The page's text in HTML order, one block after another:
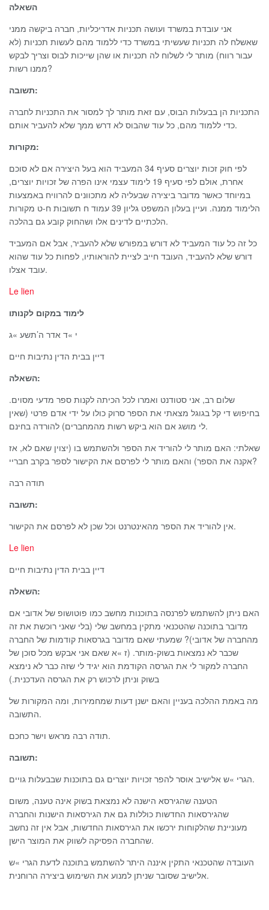
השאלה
אני עובדת במשרד ועושה תכניות אדריכליות, חברה ביקשה ממני
שאשלח לה תכניות שעשיתי במשרד כדי ללמוד מהם לעשות תכניות (לא
עבור רווח) מותר לי לשלוח לה תכניות או שהן שייכות לבוס וצריך לבקש
ממנו רשות?
תשובה:
התכניות הן בבעלות הבוס, עם זאת מותר לך למסור את התכניות לחברה
כדי ללמוד מהם, כל עוד שהבוס לא דרש ממך שלא להעביר אותם.
מקורות:
לפי חוק זכות יוצרים סעיף 34 המעביד הוא בעל היצירה אם לא סוכם
אחרת, אולם לפי סעיף 19 לימוד עצמי אינו הפרה של זכויות יוצרים,
במיוחד כאשר מדובר ביצירה שבעליה לא מתכוונים להרוויח באמצעות
הלימוד ממנה. ועיין בעלון המשפט גליון 39 עמוד ח תשובות ח-ט מקורות
הלכתיים לדינים אלו ושהחוק קובע גם בהלכה.
כל זה כל עוד המעביד לא דורש במפורש שלא להעביר, אבל אם המעביד
דורש שלא להעביד, העובד חייב לציית להוראותיו, לפחות כל עוד שהוא
עובד אצלו.
Le lien
לימוד במקום לקנותו
י »ד אדר ה’תשע »ג
דיין בבית הדין נתיבות חיים
השאלה:
שלום רב, אני סטודנט ואמרו לכל הכיתה לקנות ספר מדעי מסוים.
בחיפוש די קל בגוגל מצאתי את הספר סרוק כולו על ידי אדם פרטי (שאין
לי מושג אם הוא ביקש רשות מהמחברים) להורדה בחינם.
שאלתי: האם מותר לי להוריד את הספר ולהשתמש בו (יצוין שאם לא, אז
אקנה את הספר) והאם מותר לי לפרסם את הקישור לספר בקרב חבריי?
תודה רבה
תשובה:
אין להוריד את הספר מהאינטרנט וכל שכן לא לפרסם את הקישור.
Le lien
דיין בבית הדין נתיבות חיים
השאלה:
האם ניתן להשתמש לפרנסה בתוכנות מחשב כמו פוטושופ של אדובי אם
מדובר בתוכנה שהטכנאי מתקין במחשב שלי (בלי שאני רוכשת את זה
מהחברה של אדובי)? שמעתי שאם מדובר בגרסאות קודמות של החברה
שכבר לא נמצאות בשוק-מותר. (ז »א שאם אני אבקש מכל סוכן של
החברה למקור לי את הגרסה הקודמת הוא יגיד לי שזה כבר לא נימצא
בשוק וניתן לרכוש רק את הגרסה העדכנית.)
מה באמת ההלכה בעניין והאם ישנן דעות שמחמירות, ומה המקורות של
התשובה.
תודה רבה מראש וישר כחכם.
תשובה:
הגרי »ש אלישיב אוסר להפר זכויות יוצרים גם בתוכנות שבבעלות גויים.
הטענה שהגירסא הישנה לא נמצאת בשוק אינה טענה, משום
שהגירסאות החדשות כוללות גם את הגירסאות הישנות והחברה
מעוניינת שהלקוחות ירכשו את הגירסאות החדשות, אבל אין זה נחשב
שהחברה הפסיקה לשווק את המוצר הישן.
העובדה שהטכנאי התקין איננה היתר להשתמש בתוכנה לדעת הגרי »ש
אלישיב שסובר שניתן למנוע את השימוש ביצירה הרוחנית.